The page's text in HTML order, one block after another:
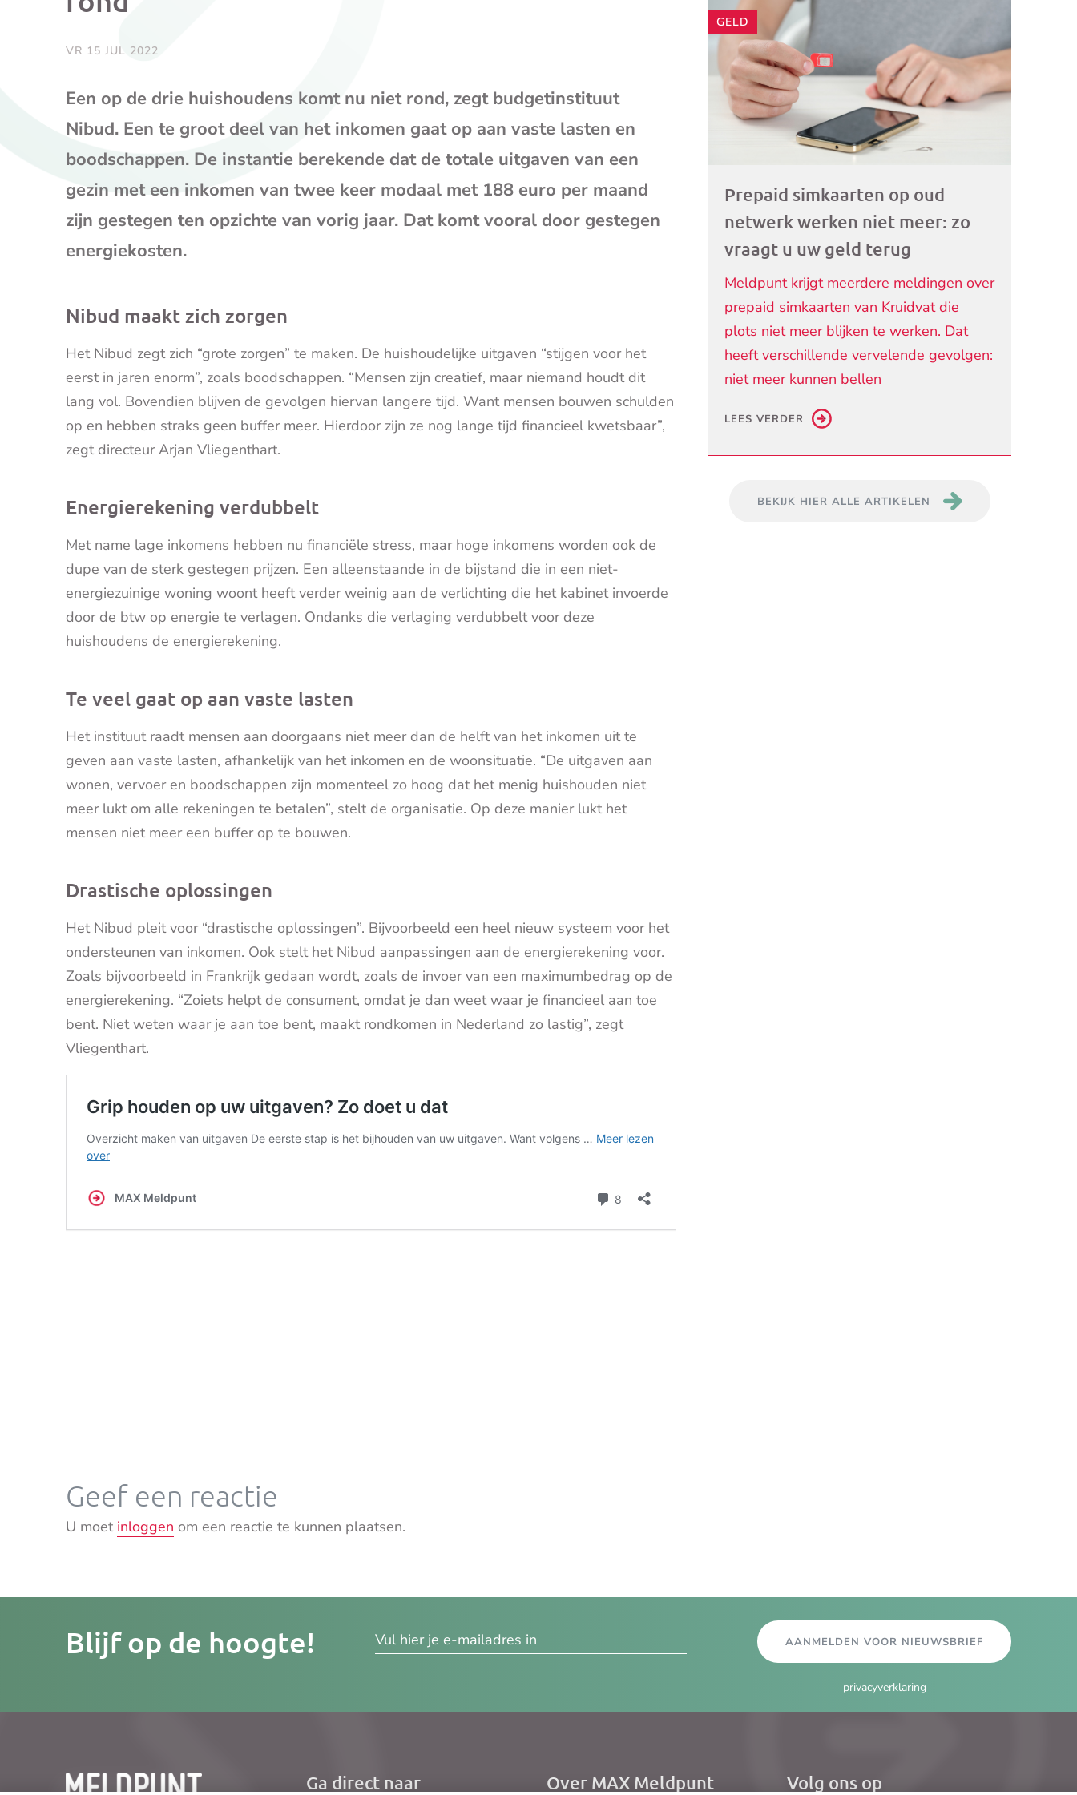
mailprogramma)
VR 15 JUL 2022
Een op de drie huishoudens komt nu niet rond, zegt budgetinstituut
Nibud. Een te groot deel van het inkomen gaat op aan vaste lasten en
boodschappen. De instantie berekende dat de totale uitgaven van een
gezin met een inkomen van twee keer modaal met 188 euro per maand
zijn gestegen ten opzichte van vorig jaar. Dat komt vooral door gestegen
energiekosten.
Nibud maakt zich zorgen
Het Nibud zegt zich “grote zorgen” te maken. De huishoudelijke uitgaven “stijgen voor het
eerst in jaren enorm”, zoals boodschappen. “Mensen zijn creatief, maar niemand houdt dit
lang vol. Bovendien blijven de gevolgen hiervan langere tijd. Want mensen bouwen schulden
op en hebben straks geen buffer meer. Hierdoor zijn ze nog lange tijd financieel kwetsbaar”,
zegt directeur Arjan Vliegenthart.
Energierekening verdubbelt
Met name lage inkomens hebben nu financiële stress, maar hoge inkomens worden ook de
dupe van de sterk gestegen prijzen. Een alleenstaande in de bijstand die in een niet-
energiezuinige woning woont heeft verder weinig aan de verlichting die het kabinet invoerde
door de btw op energie te verlagen. Ondanks die verlaging verdubbelt voor deze
huishoudens de energierekening.
Te veel gaat op aan vaste lasten
Het instituut raadt mensen aan doorgaans niet meer dan de helft van het inkomen uit te
geven aan vaste lasten, afhankelijk van het inkomen en de woonsituatie. “De uitgaven aan
wonen, vervoer en boodschappen zijn momenteel zo hoog dat het menig huishouden niet
meer lukt om alle rekeningen te betalen”, stelt de organisatie. Op deze manier lukt het
mensen niet meer een buffer op te bouwen.
Drastische oplossingen
Het Nibud pleit voor “drastische oplossingen”. Bijvoorbeeld een heel nieuw systeem voor het
ondersteunen van inkomen. Ook stelt het Nibud aanpassingen aan de energierekening voor.
Zoals bijvoorbeeld in Frankrijk gedaan wordt, zoals de invoer van een maximumbedrag op de
energierekening. “Zoiets helpt de consument, omdat je dan weet waar je financieel aan toe
bent. Niet weten waar je aan toe bent, maakt rondkomen in Nederland zo lastig”, zegt
Vliegenthart.
Geef een reactie
U moet inloggen om een reactie te kunnen plaatsen.
GELD
Prepaid simkaarten op oud
netwerk werken niet meer: zo
vraagt u uw geld terug
Meldpunt krijgt meerdere meldingen over
prepaid simkaarten van Kruidvat die
plots niet meer blijken te werken. Dat
heeft verschillende vervelende gevolgen:
niet meer kunnen bellen
LEES VERDER
BEKIJK HIER ALLE ARTIKELEN
Blijf op de hoogte! AANMELDEN VOOR NIEUWSBRIEF
privacyverklaring
Ga direct naar Over MAX Meldpunt Volg ons op